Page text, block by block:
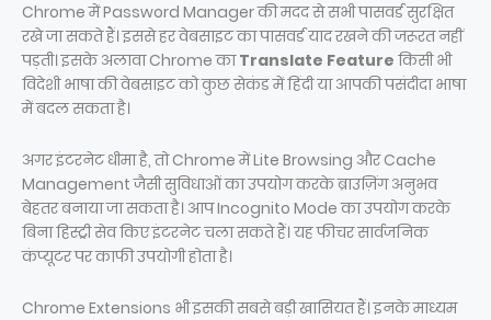
Chrome में Password Manager की मदद से सभी पासवर्ड सुरक्षित
रखे जा सकते हैं। इससे हर वेबसाइट का पासवर्ड याद रखने की जरूरत नहीं
पड़ती। इसके अलावा Chrome काTranslate Feature किसी भी
विदेशी भाषा की वेबसाइट को कुछ सेकंड में हिंदी या आपकी पसंदीदा भाषा
में बदल सकता है।
अगर इंटरनेट धीमा है, तो Chrome में Lite Browsing और Cache
Management जैसी सुविधाओं का उपयोग करके ब्राउज़िंग अनुभव
बेहतर बनाया जा सकता है। आप Incognito Mode का उपयोग करके
बिना हिस्ट्री सेव किए इंटरनेट चला सकते हैं। यह फीचर सार्वजनिक
कंप्यूटर पर काफी उपयोगी होता है।
Chrome Extensions भी इसकी सबसे बड़ी खासियत हैं। इनके माध्यम